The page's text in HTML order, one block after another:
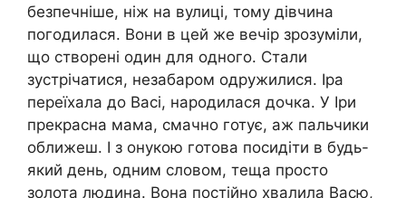
безпечніше, ніж на вулиці, тому дівчина
погодилася. Вони в цей же вечір зрозуміли,
що створені один для одного. Стали
зустрічатися, незабаром одружилися. Іра
переїхала до Васі, наpoдилася дочка. У Іри
прекрасна мама, смачно готує, аж пальчики
оближеш. І з онукою готова посидіти в будь-
який день, одним словом, теща просто
золота людина. Вона постійно хвалила Васю,